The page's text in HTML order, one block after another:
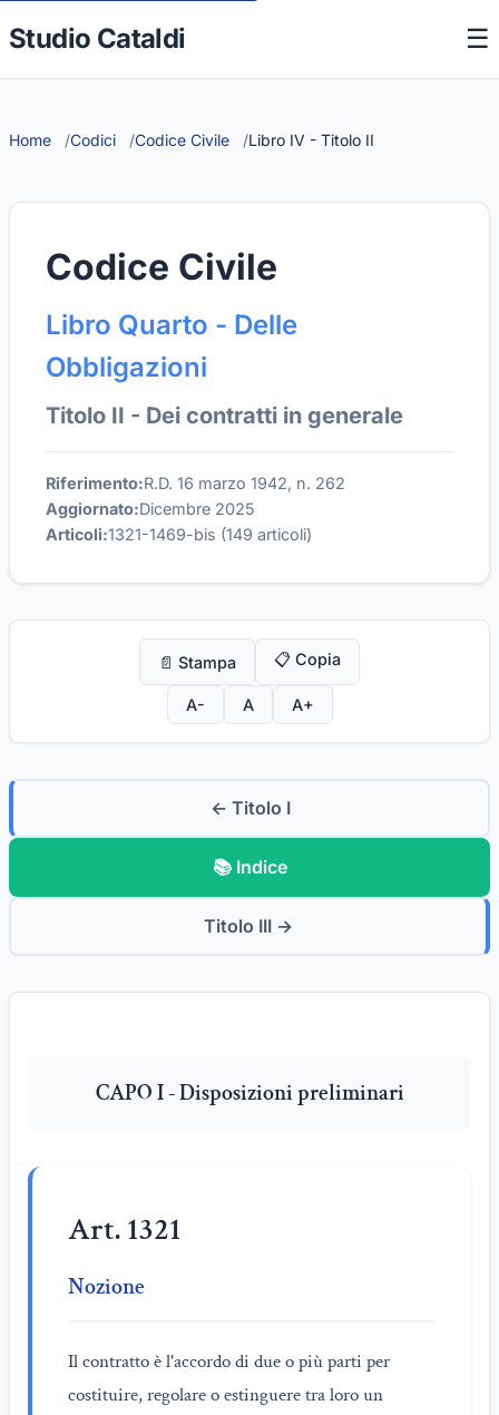
Studio Cataldi ☰
Home Codici Codice Civile Libro IV - Titolo II
Codice Civile
Libro Quarto - Delle
Obbligazioni
Titolo II - Dei contratti in generale
Riferimento:R.D. 16 marzo 1942, n. 262
Aggiornato:Dicembre 2025
Articoli:1321-1469-bis (149 articoli)
📄 Stampa 📋 Copia
A- A A+
← Titolo I
📚 Indice
Titolo III →
CAPO I - Disposizioni preliminari
Art. 1321
Nozione
Il contratto è l'accordo di due o più parti per
costituire, regolare o estinguere tra loro un